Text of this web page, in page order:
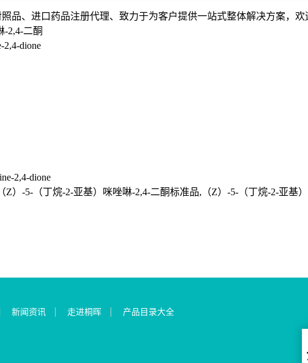
品、进口药品注册代理、致力于为客户提供一站式整体解决方案，欢
-2,4-二酮
2,4-dione
2,4-dione
Z）-5-（丁烷-2-亚基）咪唑啉-2,4-二酮标准品,（Z）-5-（丁烷-2-亚基
新闻资讯 走进桐晖 产品目录大全